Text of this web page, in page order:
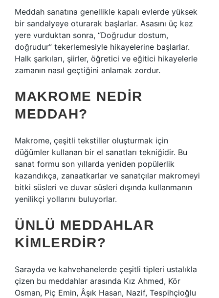
Meddah sanatına genellikle kapalı evlerde yüksek
bir sandalyeye oturarak başlarlar. Asasını üç kez
yere vurduktan sonra, “Doğrudur dostum,
doğrudur” tekerlemesiyle hikayelerine başlarlar.
Halk şarkıları, şiirler, öğretici ve eğitici hikayelerle
zamanın nasıl geçtiğini anlamak zordur.
MAKROME NEDIR
MEDDAH?
Makrome, çeşitli tekstiller oluşturmak için
düğümler kullanan bir el sanatları tekniğidir. Bu
sanat formu son yıllarda yeniden popülerlik
kazandıkça, zanaatkarlar ve sanatçılar makromeyi
bitki süsleri ve duvar süsleri dışında kullanmanın
yenilikçi yollarını buluyorlar.
ÜNLÜ MEDDAHLAR
KIMLERDIR?
Sarayda ve kahvehanelerde çeşitli tipleri ustalıkla
çizen bu meddahlar arasında Kız Ahmed, Kör
Osman, Piç Emin, Âşık Hasan, Nazif, Tespihçioğlu